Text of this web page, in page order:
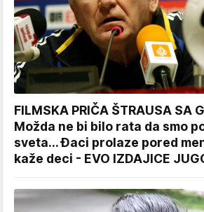
FILMSKA PRIČA ŠTRAUSA SA
Možda ne bi bilo rata da smo
sveta... Đaci prolaze pored
kaže deci - EVO IZDAJICE